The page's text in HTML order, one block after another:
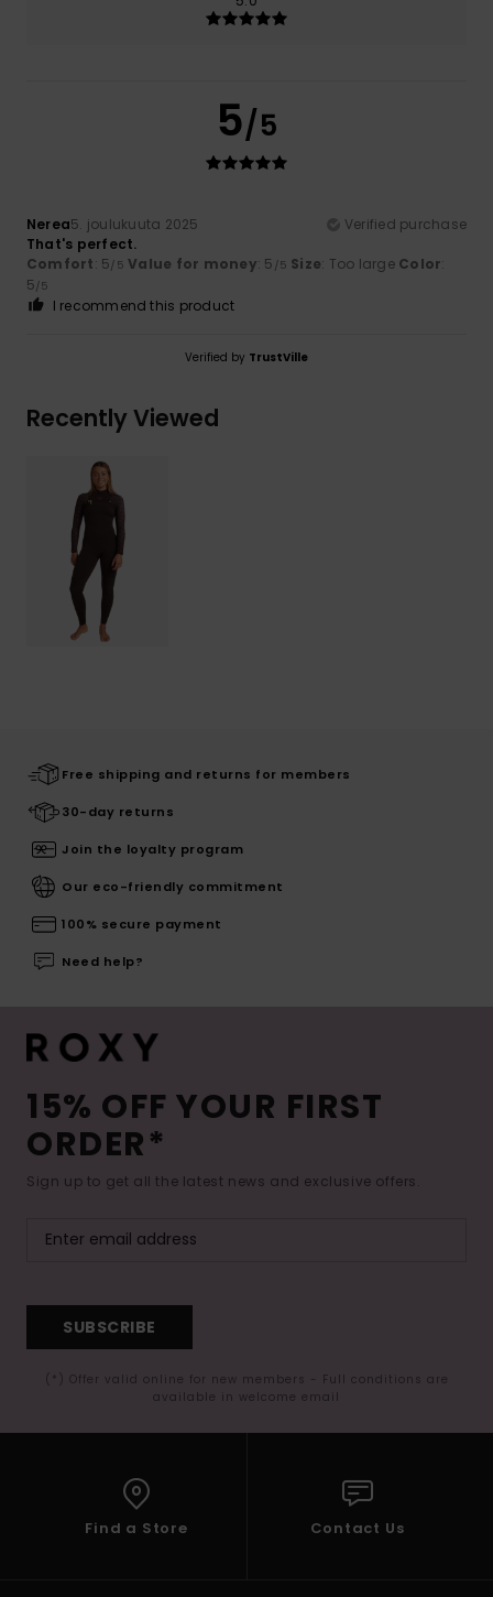
5/5
Nerea5. joulukuuta 2025
Verified purchase
That's perfect.
Comfort: 5/5 Value for money: 5 /5 Size: Too large Color:
5/5
I recommend this product
Verified by TrustVille
Recently Viewed
Free shipping and returns for members
30-day returns
Join the loyalty program
Our eco-friendly commitment
100% secure payment
Need help?
15% OFF YOUR FIRST
ORDER*
Sign up to get all the latest news and exclusive offers.
SUBSCRIBE
(*) Offer valid online for new members - Full conditions are
available in welcome email
Find a Store Contact Us